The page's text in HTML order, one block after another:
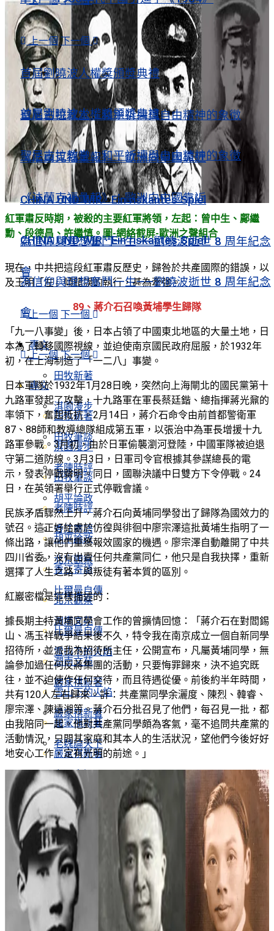
視頻薈萃
首屆劉曉波人權獎頒獎典禮
聖尼古拉教堂：和平祈禱與自由精神的象徵
《法蘭克福彙報》：歐洲向中國靠近
CHINA UND WIR · Ein riskantes Spiel
為信仰與理想奮鬥一生——劉曉波逝世 8 周年紀念
會
上一個 下一個
專文
田牧新著
淇園漫步
田牧筆談
老陳時評
胡平論政
香江寄語
北京觀察
比爾曼自傳
潤南文苑
雪山下的火焰
嚴家祺新著
嚴家祺新著
老魏論天下
六四專欄
追思萬潤南
民運交流
文革60週年
古典音樂
上一個 下一個
視頻薈萃
首屆劉曉波人權獎頒獎典禮
聖尼古拉教堂：和平祈禱與自由精神的象徵
《法蘭克福彙報》：歐洲向中國靠近
CHINA UND WIR · Ein riskantes Spiel
為信仰與理想奮鬥一生——劉曉波逝世 8 周年紀念
會
上一個 下一個
專文
田牧新著
淇園漫步
田牧筆談
老陳時評
胡平論政
香江寄語
北京觀察
比爾曼自傳
潤南文苑
雪山下的火焰
嚴家祺新著
嚴家祺新著
老魏論天下
六四專欄
追思萬潤南
民運交流
文革60週年
紅軍肅反時期，被殺的主要紅軍將領，左起：曾中生、鄺繼
勳、段德昌、許繼慎。圖-網絡截屏-歐洲之聲組合
現在，中共把這段紅軍肅反歷史，歸咎於共產國際的錯誤，以
及王明「左」傾錯誤的執行，甚為牽強。
89、蔣介石召喚黃埔學生歸隊
「九一八事變」後，日本占領了中國東北地區的大量土地，日
本為了轉移國際視線，並迫使南京國民政府屈服，於1932年
初，在上海制造了「一二八」事變。
日本軍隊於1932年1月28日晚，突然向上海閘北的國民黨第十
九路軍發起了攻擊，十九路軍在軍長蔡廷鍇、總指揮蔣光鼐的
率領下，奮起抵抗。2月14日，蔣介石命令由前首都警衛軍
87、88師和教導總隊組成第五軍，以張治中為軍長增援十九
路軍參戰。3月初，由於日軍偷襲瀏河登陸，中國軍隊被迫退
守第二道防線。3月3日，日軍司令官根據其參謀總長的電
示，發表停戰聲明。同日，國聯決議中日雙方下令停戰。24
日，在英領署舉行正式停戰會議。
民族矛盾驟然上升，蔣介石向黃埔同學發出了歸隊為國效力的
號召。這正好給處於仿徨與徘徊中廖宗澤這批黃埔生指明了一
條出路，讓他們重獲報效國家的機遇。廖宗澤自動離開了中共
四川省委，沒有出賣任何共產黨同仁，他只是自我抉擇，重新
選擇了人生之路，與叛徒有著本質的區別。
紅巖密檔是這樣描述的：
據長期主持黃埔同學會工作的曾擴情回憶：「蔣介石在對閻錫
山、馮玉祥戰爭結束後不久，特令我在南京成立一個自新同學
招待所，並派我為招待所主任，公開宣布，凡屬黃埔同學，無
論參加過任何反蔣集團的活動，只要悔罪歸來，決不追究既
往，並不迫使作任何交待，而且待遇從優。前後約半年時間，
共有120人左右歸來。計：共產黨同學余灑度、陳烈、韓睿、
廖宗澤、陳遠湘等。蔣介石分批召見了他們，每召見一批，都
由我陪同一起。他對共產黨同學頗為客氣，毫不追問共產黨的
活動情況，只問其家庭和其本人的生活狀況，望他們今後好好
地安心工作，定有光明的前途。」